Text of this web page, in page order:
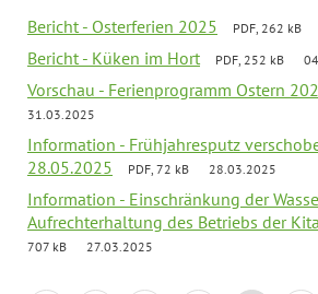
Bericht - Osterferien 2025 PDF, 262 kB
Bericht - Küken im Hort PDF, 252 kB
Vorschau - Ferienprogramm Ostern
31.03.2025
Information - Frühjahresputz
28.05.2025
PDF, 72 kB 28.03.2025
Information - Einschränkung der
Aufrechterhaltung des Betriebs der
707 kB
27.03.2025